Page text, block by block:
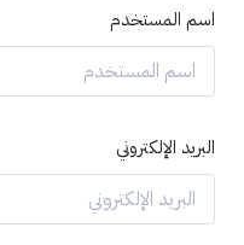
اسم المستخدم
البريد الإلكتروني